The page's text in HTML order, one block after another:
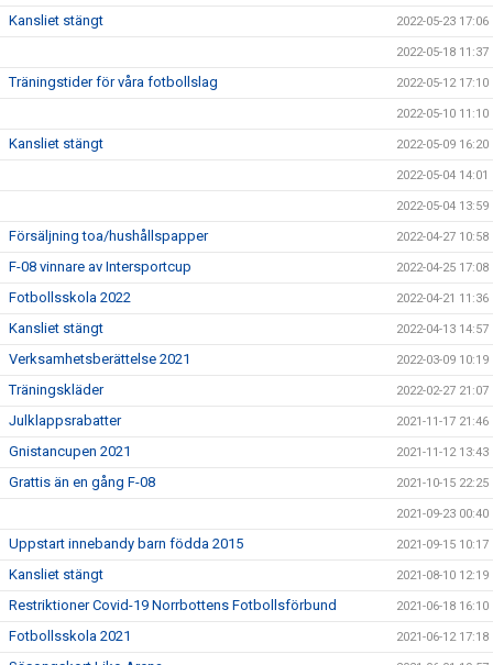
Kansliet stängt 2022-05-23 17:06
2022-05-18 11:37
Träningstider för våra fotbollslag 2022-05-12 17:10
2022-05-10 11:10
Kansliet stängt 2022-05-09 16:20
2022-05-04 14:01
2022-05-04 13:59
Försäljning toa/hushållspapper 2022-04-27 10:58
F-08 vinnare av Intersportcup 2022-04-25 17:08
Fotbollsskola 2022 2022-04-21 11:36
Kansliet stängt 2022-04-13 14:57
Verksamhetsberättelse 2021 2022-03-09 10:19
Träningskläder 2022-02-27 21:07
Julklappsrabatter 2021-11-17 21:46
Gnistancupen 2021 2021-11-12 13:43
Grattis än en gång F-08 2021-10-15 22:25
2021-09-23 00:40
Uppstart innebandy barn födda 2015 2021-09-15 10:17
Kansliet stängt 2021-08-10 12:19
Restriktioner Covid-19 Norrbottens Fotbollsförbund 2021-06-18 16:10
Fotbollsskola 2021 2021-06-12 17:18